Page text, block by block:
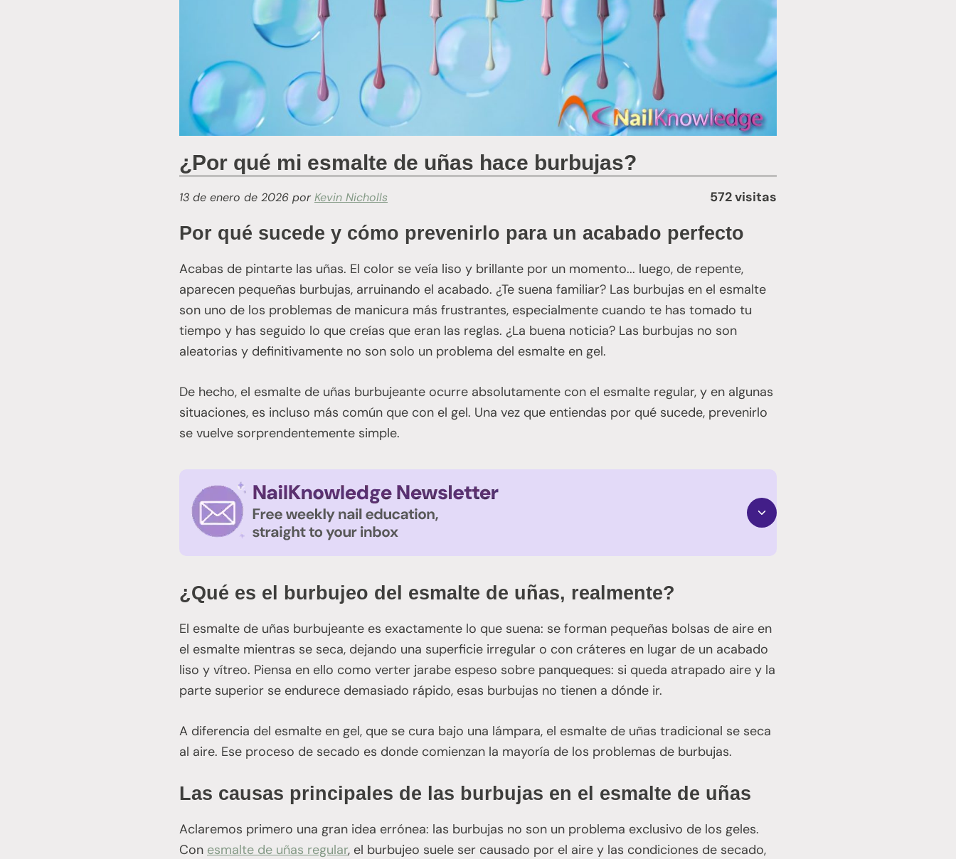
¿Por qué mi esmalte de uñas hace burbujas?
13 de enero de 2026 porKevin Nicholls 572 visitas
Por qué sucede y cómo prevenirlo para un acabado perfecto
Acabas de pintarte las uñas. El color se veía liso y brillante por un momento... luego, de repente,
aparecen pequeñas burbujas, arruinando el acabado. ¿Te suena familiar? Las burbujas en el esmalte
son uno de los problemas de manicura más frustrantes, especialmente cuando te has tomado tu
tiempo y has seguido lo que creías que eran las reglas. ¿La buena noticia? Las burbujas no son
aleatorias y definitivamente no son solo un problema del esmalte en gel.
De hecho, el esmalte de uñas burbujeante ocurre absolutamente con el esmalte regular, y en algunas
situaciones, es incluso más común que con el gel. Una vez que entiendas por qué sucede, prevenirlo
se vuelve sorprendentemente simple.
¿Qué es el burbujeo del esmalte de uñas, realmente?
El esmalte de uñas burbujeante es exactamente lo que suena: se forman pequeñas bolsas de aire en
el esmalte mientras se seca, dejando una superficie irregular o con cráteres en lugar de un acabado
liso y vítreo. Piensa en ello como verter jarabe espeso sobre panqueques: si queda atrapado aire y la
parte superior se endurece demasiado rápido, esas burbujas no tienen a dónde ir.
A diferencia del esmalte en gel, que se cura bajo una lámpara, el esmalte de uñas tradicional se seca
al aire. Ese proceso de secado es donde comienzan la mayoría de los problemas de burbujas.
Las causas principales de las burbujas en el esmalte de uñas
Aclaremos primero una gran idea errónea: las burbujas no son un problema exclusivo de los geles.
Con esmalte de uñas regular, el burbujeo suele ser causado por el aire y las condiciones de secado,